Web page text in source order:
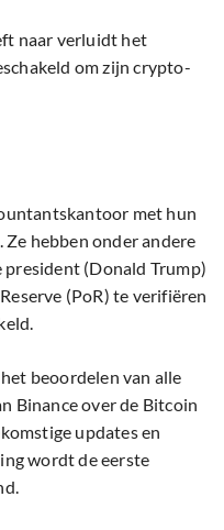
naar verluidt het
om zijn crypto-
met hun
hebben onder andere
(Donald Trump)
(PoR) te verifiëren
beoordelen van alle
Binance over de Bitcoin
updates en
wordt de eerste